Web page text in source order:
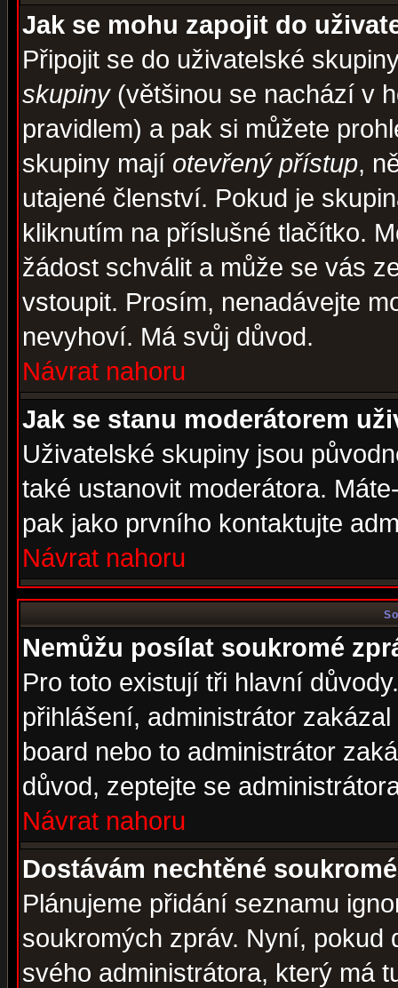
Jak se mohu zapojit do
Připojit se do uživatelské
skupiny(většinou se nachází v
pravidlem) a pak si můžete
skupiny mají otevřený přístup,
utajené členství. Pokud je
kliknutím na příslušné tlačítko.
žádost schválit a může se vás
vstoupit. Prosím, nenadávejte
nevyhoví. Má svůj důvod.
Návrat nahoru
Jak se stanu moderátorem
Uživatelské skupiny jsou
také ustanovit moderátora.
pak jako prvního kontaktujte
Návrat nahoru
Nemůžu posílat soukromé
Pro toto existují tři hlavní
přihlášení, administrátor
board nebo to administrátor
důvod, zeptejte se
Návrat nahoru
Dostávám nechtěné
Plánujeme přidání seznamu
soukromých zpráv. Nyní, pokud
svého administrátora, který má